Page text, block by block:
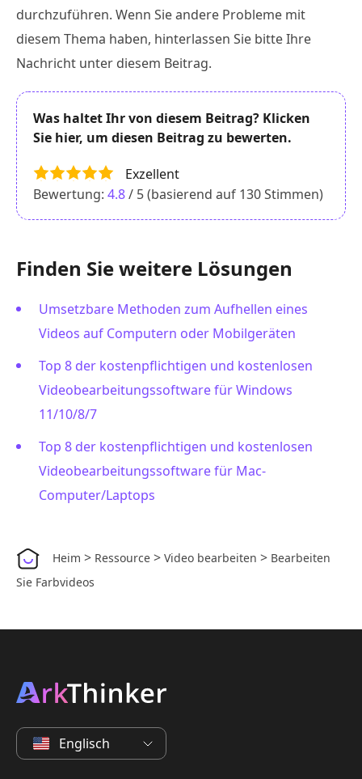
durchzuführen. Wenn Sie andere Probleme mit
diesem Thema haben, hinterlassen Sie bitte Ihre
Nachricht unter diesem Beitrag.
Was haltet Ihr von diesem Beitrag? Klicken
Sie hier, um diesen Beitrag zu bewerten.
Exzellent
Bewertung: 4.8/ 5 (basierend auf 130Stimmen)
Finden Sie weitere Lösungen
Umsetzbare Methoden zum Aufhellen eines
Videos auf Computern oder Mobilgeräten
Top 8 der kostenpflichtigen und kostenlosen
Videobearbeitungssoftware für Windows
11/10/8/7
Top 8 der kostenpflichtigen und kostenlosen
Videobearbeitungssoftware für Mac-
Computer/Laptops
Heim > Ressource > Video bearbeiten > Bearbeiten
Sie Farbvideos
Englisch